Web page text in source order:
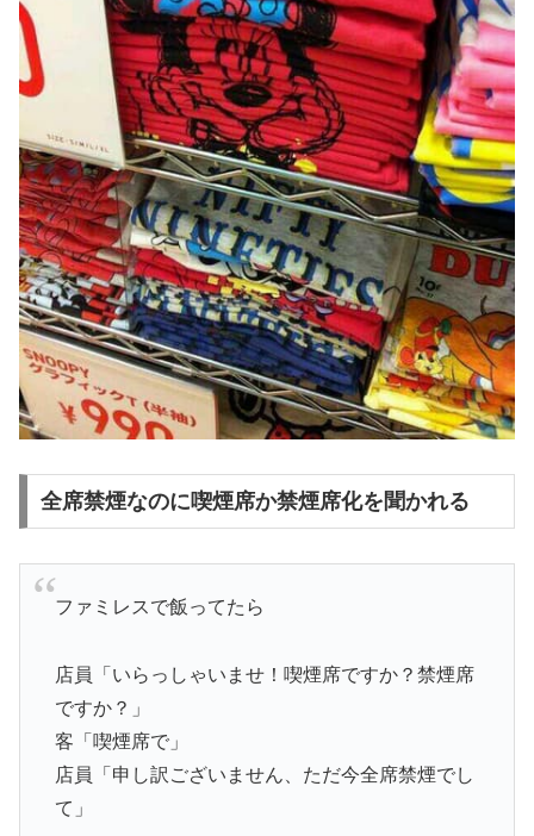
全席禁煙なのに喫煙席か禁煙席化を聞かれる
ファミレスで飯ってたら
店員「いらっしゃいませ！喫煙席ですか？禁煙席
ですか？」
客「喫煙席で」
店員「申し訳ございません、ただ今全席禁煙でし
て」